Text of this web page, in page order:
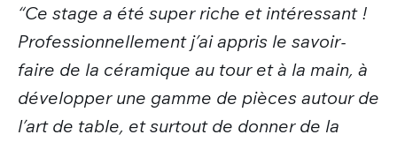
“Ce stage a été super riche et intéressant !
Professionnellement j’ai appris le savoir-
faire de la céramique au tour et à la main, à
développer une gamme de pièces autour de
l’art de table, et surtout de donner de la